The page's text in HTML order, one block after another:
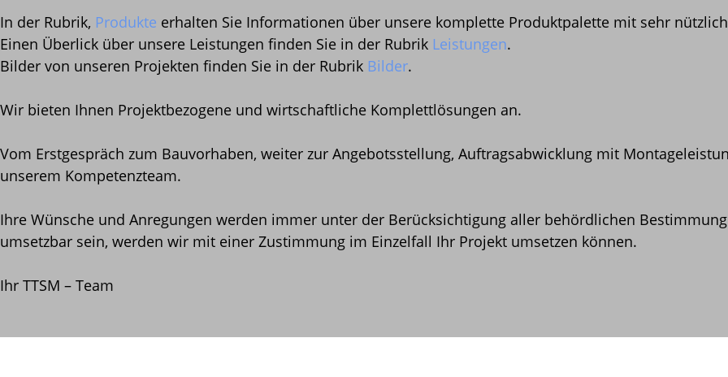
In der Rubrik, Produkte erhalten Sie Informationen über unsere komplette Produktpalette mit sehr
Einen Überlick über unsere Leistungen finden Sie in der Rubrik Leistungen.
Bilder von unseren Projekten finden Sie in der Rubrik Bilder.
Wir bieten Ihnen Projektbezogene und wirtschaftliche Komplettlösungen an.
Vom Erstgespräch zum Bauvorhaben, weiter zur Angebotsstellung, Auftragsabwicklung mit
unserem Kompetenzteam.
Ihre Wünsche und Anregungen werden immer unter der Berücksichtigung aller behördlichen
umsetzbar sein, werden wir mit einer Zustimmung im Einzelfall Ihr Projekt umsetzen können.
Ihr TTSM – Team